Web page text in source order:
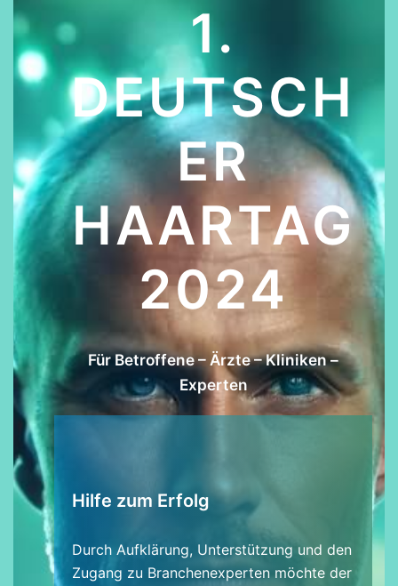
1.
DEUTSCH
ER
HAARTAG
2024
Für Betroffene – Ärzte – Kliniken –
Experten
Hilfe zum Erfolg
Durch Aufklärung, Unterstützung und den
Zugang zu Branchenexperten möchte der